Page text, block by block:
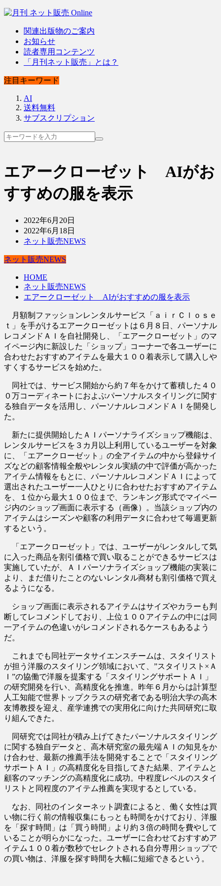
関連出版物のご案内
お知らせ
読者専用コンテンツ
「月刊ネット販売」とは？
注目キーワード
AI
送料無料
サブスクリプション
エアークローゼット AIがお
すすめの服を表示
2022年6月20日
2022年6月18日
ネット販売NEWS
ネット販売NEWS
HOME
ネット販売NEWS
エアークローゼット AIがおすすめの服を表示
月額制ファッションレンタルサービス「ａｉｒＣｌｏｓｅ
ｔ」を手がけるエアークローゼットは６月８日、パーソナル
レコメンドＡＩを自社開発し、「エアークローゼット」のマ
イページ内に新設した「ショップ」コーナーで各ユーザーに
合わせたおすすめアイテムを最大１００着表示して購入しや
すくするサービスを始めた。
同社では、サービス開始から約７年をかけて蓄積した４０
０万コーディネートにおよぶパーソナルスタイリングに関す
る独自データを活用し、パーソナルレコメンドＡＩを開発し
た。
新たに提供開始したＡＩパーソナライズショップ機能は、
レンタルサービスを３カ月以上利用しているユーザーを対象
に、「エアークローゼット」の全アイテムの中から登録サイ
ズなどの顧客情報全般やレンタル実績の中で評価が高かった
アイテム情報をもとに、パーソナルレコメンドＡＩによって
選出されたユーザー一人ひとりに合わせたおすすめアイテム
を、１位から最大１００位まで、ランキング形式でマイペー
ジ内のショップ画面に表示する（画像）。当該ショップ内の
アイテムはシーズンや顧客の利用データに合わせて毎週更新
するという。
「エアークローゼット」では、ユーザーがレンタルして気
に入った商品を割引価格で買い取ることができるサービスは
実施していたが、ＡＩパーソナライズショップ機能の実装に
より、まだ借りたことのないレンタル商材も割引価格で買え
るようになる。
ショップ画面に表示されるアイテムはサイズやカラーも判
断してレコメンドしており、上位１００アイテムの中には同
一アイテムの色違いがレコメンドされるケースもあるよう
だ。
これまでも同社データサイエンスチームは、スタイリスト
が担う洋服のスタイリング領域において、”スタイリスト×Ａ
Ｉ”の協働で洋服を提案する「スタイリングサポートＡＩ」
の研究開発を行い、高精度化を推進。昨年６月からは計算型
人工知能で世界トップクラスの研究者である明治大学の高木
友博教授を迎え、産学連携での実用化に向けた共同研究に取
り組んできた。
同研究では同社が積み上げてきたパーソナルスタイリング
に関する独自データと、高木研究室の最先端ＡＩの知見をか
け合わせ、最新の推薦手法を開発することで「スタイリング
サポートＡＩ」の高精度化を目指してきた結果、アイテムと
顧客のマッチングの高精度化に成功。中程度レベルのスタイ
リストと同程度のアイテム推薦を実現するとしている。
なお、同社のインターネット調査によると、働く女性は買
い物に行く前の情報収集にもっとも時間をかけており、洋服
を「探す時間」は「買う時間」より約３倍の時間を費やして
いることが明らかになった。ユーザーに合わせておすすめア
イテム１００着が数秒でセレクトされる自分専用ショップで
の買い物は、洋服を探す時間を大幅に短縮できるという。